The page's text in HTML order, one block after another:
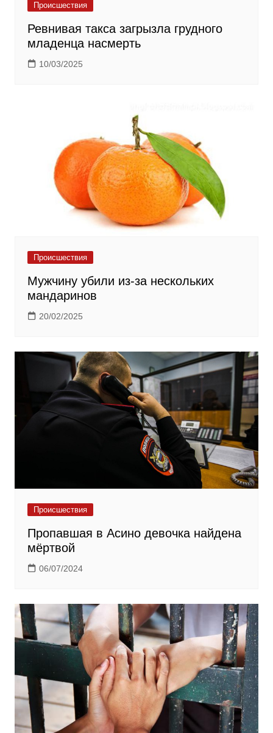
Происшествия
Ревнивая такса загрызла грудного
младенца насмерть
10/03/2025
Происшествия
Мужчину убили из-за нескольких
мандаринов
20/02/2025
Происшествия
Пропавшая в Асино девочка найдена
мёртвой
06/07/2024